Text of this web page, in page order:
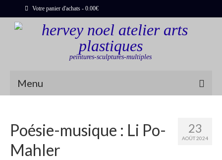
Votre panier d'achats - 0.00€
peintures-sculptures-multiples
Menu
Sculptures
Bois flottés
23
AOÛT 2024
Poésie-musique : Li Po-
Mahler